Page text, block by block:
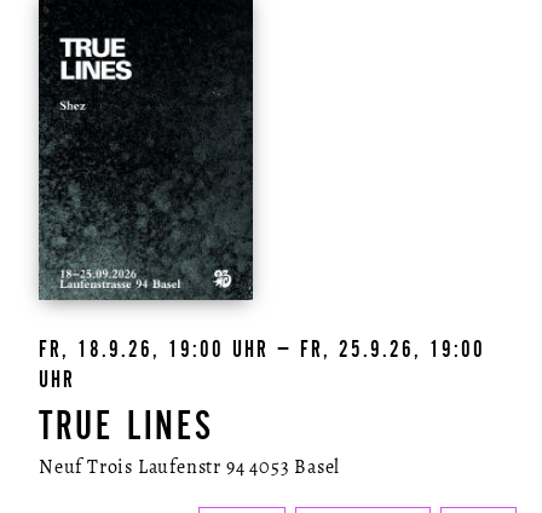
FR, 18.9.26, 19:00 UHR – FR, 25.9.26, 19:00
UHR
TRUE LINES
Neuf Trois Laufenstr 94 4053 Basel